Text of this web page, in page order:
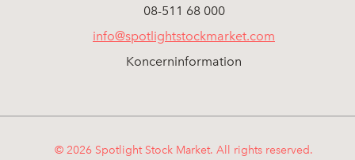
08-511 68 000
info@spotlightstockmarket.com
Koncerninformation
© 2026 Spotlight Stock Market. All rights reserved.